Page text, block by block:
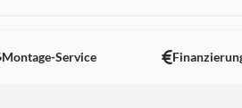
Montage-Service